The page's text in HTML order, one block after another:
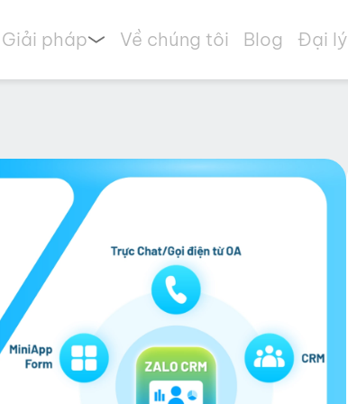
Giải pháp Về chúng tôi Blog Đại lý